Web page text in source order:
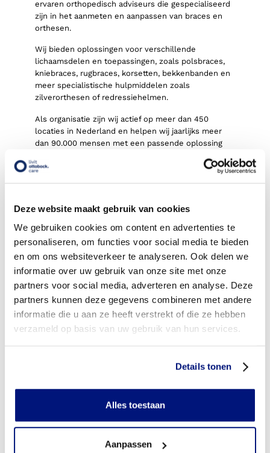
Deze website maakt gebruik van cookies
We gebruiken cookies om content en advertenties te
personaliseren, om functies voor social media te bieden
en om ons websiteverkeer te analyseren. Ook delen we
informatie over uw gebruik van onze site met onze
partners voor social media, adverteren en analyse. Deze
partners kunnen deze gegevens combineren met andere
informatie die u aan ze heeft verstrekt of die ze hebben
verzameld op basis van uw gebruik van hun services.
Details tonen
Alles toestaan
Aanpassen
ervaren orthopedisch adviseurs die gespecialiseerd
zijn in het aanmeten en aanpassen van braces en
orthesen.
Wij bieden oplossingen voor verschillende
lichaamsdelen en toepassingen, zoals polsbraces,
kniebraces, rugbraces, korsetten, bekkenbanden en
meer specialistische hulpmiddelen zoals
zilverorthesen of redressiehelmen.
Als organisatie zijn wij actief op meer dan 450
locaties in Nederland en helpen wij jaarlijks meer
dan 90.000 mensen met een passende oplossing
Hoe worden braces en
Ede?
Tijdens uw eerste afspraak in Ede maakt u kennis
met een orthopedisch adviseur. Samen bespreekt u
uw hulpvraag en wordt de informatie uit de
verwijsbrief van uw arts doorgenomen.
Op basis van uw situatie bepalen we welke brace of
orthese het beste bij u past. Indien mogelijk
gevallen wordt de brace besteld of op maat
gemaakt.
lichaamsdeel gemaakt, bijvoorbeeld met een scan,
geproduceerd.
Binnen ongeveer twee weken volgt een
pasafspraak. Tijdens deze afspraak controleren we
uitleg over het gebruik en onderhoud, en indien